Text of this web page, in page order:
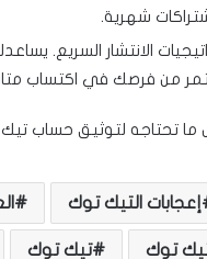
شهرية.
الانتشار السريع.
من فرصك في اكتساب
ما تحتاجه لتوثيق حساب تيك
إعجابات التيك توك
توك تيك توك